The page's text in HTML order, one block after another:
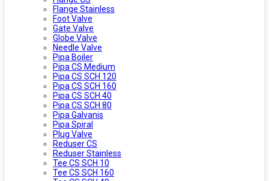
Flange Stainless
Foot Valve
Gate Valve
Globe Valve
Needle Valve
Pipa Boiler
Pipa CS Medium
Pipa CS SCH 120
Pipa CS SCH 160
Pipa CS SCH 40
Pipa CS SCH 80
Pipa Galvanis
Pipa Spiral
Plug Valve
Reduser CS
Reduser Stainless
Tee CS SCH 10
Tee CS SCH 160